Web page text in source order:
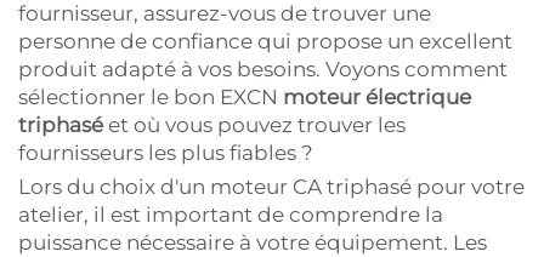
fournisseur, assurez-vous de trouver une
personne de confiance qui propose un excellent
produit adapté à vos besoins. Voyons comment
sélectionner le bon EXCN moteur électrique
triphasé et où vous pouvez trouver les
fournisseurs les plus fiables ?
Lors du choix d'un moteur CA triphasé pour votre
atelier, il est important de comprendre la
puissance nécessaire à votre équipement. Les